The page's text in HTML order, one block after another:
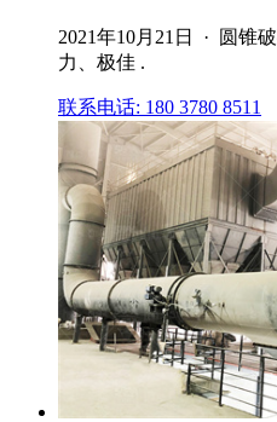
2021年10月21日 · 圆锥
力、极佳 .
联系电话: 180 3780 8511